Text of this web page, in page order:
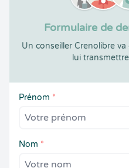
Formulaire de
Un conseiller Crenolibre
lui
Prénom *
Nom *